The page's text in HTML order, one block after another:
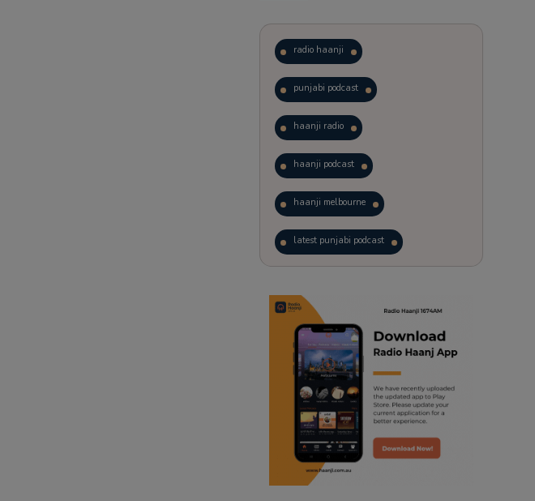
radio haanji
punjabi podcast
haanji radio
haanji podcast
haanji melbourne
latest punjabi podcast
trending punjabi podcast
ranjodh singh
radio haanji updates
punjabi podcast australia
punjabi kahani